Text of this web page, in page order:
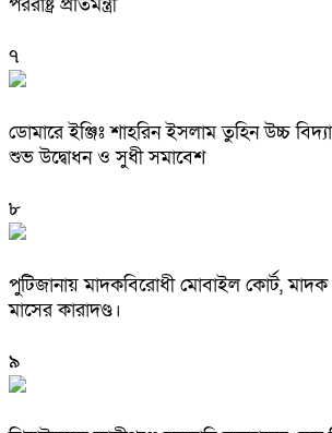
পররাষ্ট্র প্রতিমন্ত্রী
৭
ডোমারে ইঞ্জিঃ শাহরিন ইসলাম তুহিন উচ্চ
শুভ উদ্বোধন ও সুধী সমাবেশ
৮
পুটিজানায় মাদকবিরোধী মোবাইল কোর্ট,
মাসের কারাদণ্ড।
৯